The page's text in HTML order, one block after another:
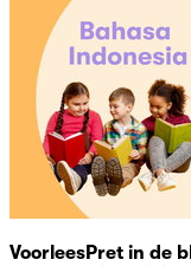
VoorleesPret in de